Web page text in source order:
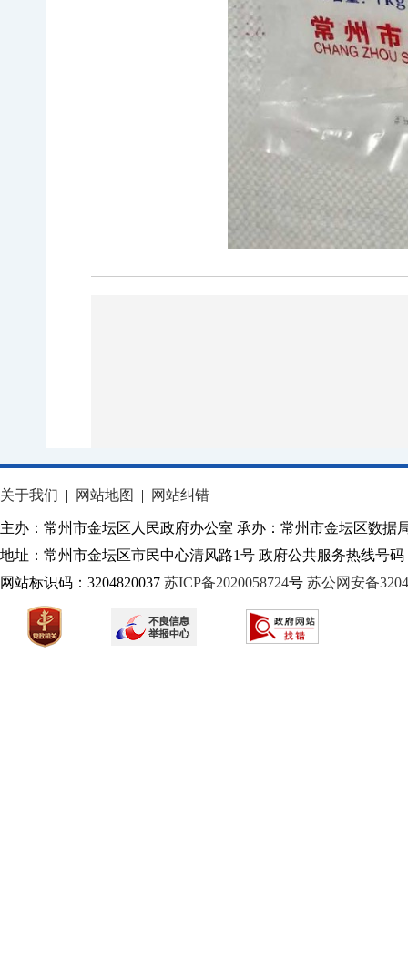
关于我们 | 网站地图 | 网站纠错
主办：常州市金坛区人民政府办公室 承办：常州市金坛区数据
地址：常州市金坛区市民中心清风路1号 政府公共服务热线号码
网站标识码：3204820037 苏ICP备2020058724号 苏公网安备